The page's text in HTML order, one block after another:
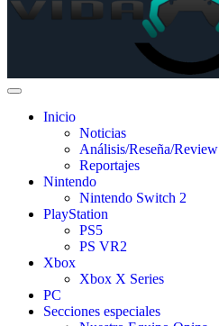
Inicio
Noticias
Análisis/Reseña/Review
Reportajes
Nintendo
Nintendo Switch 2
PlayStation
PS5
PS VR2
Xbox
Xbox X Series
PC
Secciones especiales